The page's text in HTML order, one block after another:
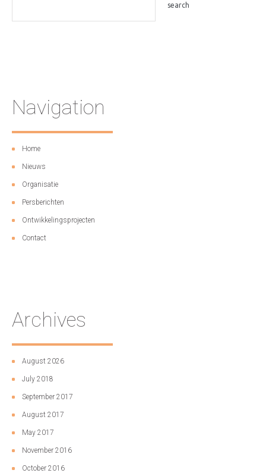
Navigation
Home
Nieuws
Organisatie
Persberichten
Ontwikkelingsprojecten
Contact
Archives
August 2026
July 2018
September 2017
August 2017
May 2017
November 2016
October 2016